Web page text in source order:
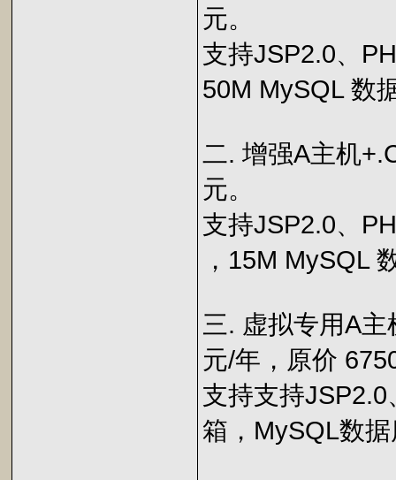
元。
支持JSP2.0、
50M MySQL 数
二. 增强A主机
元。
支持JSP2.0、
，15M MySQL
三. 虚拟专用A
元/年，原价
支持支持
箱，MySQL数